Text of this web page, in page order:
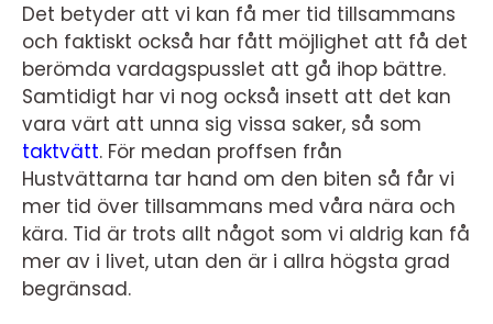
Det betyder att vi kan få mer tid tillsammans
och faktiskt också har fått möjlighet att få det
berömda vardagspusslet att gå ihop bättre.
Samtidigt har vi nog också insett att det kan
vara värt att unna sig vissa saker, så som
taktvätt. För medan proffsen från
Hustvättarna tar hand om den biten så får vi
mer tid över tillsammans med våra nära och
kära. Tid är trots allt något som vi aldrig kan få
mer av i livet, utan den är i allra högsta grad
begränsad.